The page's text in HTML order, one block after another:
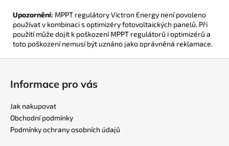
Upozornění: MPPT regulátory Victron Energy není povoleno
používat v kombinaci s optimizéry fotovoltaických panelů. Při
použití může dojít k poškození MPPT regulátorů i optimizérů a
toto poškození nemusí být uznáno jako oprávněná reklamace.
Informace pro vás
Jak nakupovat
Obchodní podmínky
Podmínky ochrany osobních údajů